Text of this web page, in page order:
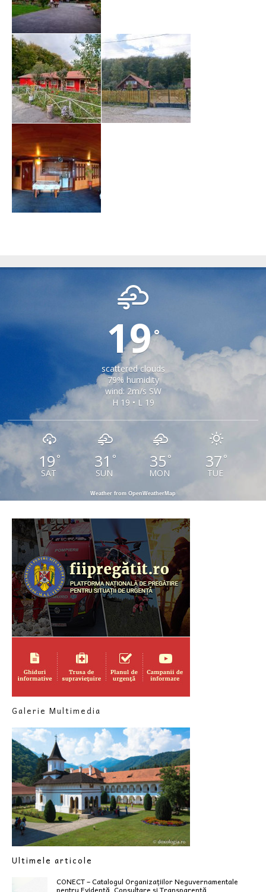
19°
scattered clouds
79% humidity
wind: 2m/s SW
H 19 • L 19
19 °
SAT
31 °
SUN
35 °
MON
37 °
TUE
Weather from OpenWeatherMap
Galerie Multimedia
Ultimele articole
CONECT – Catalogul Organizațiilor Neguvernamentale